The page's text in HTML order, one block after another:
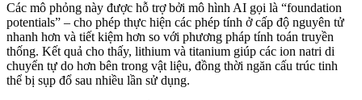
Các mô phỏng này được hỗ trợ bởi mô hình AI gọi là “foundation
potentials” – cho phép thực hiện các phép tính ở cấp độ nguyên tử
nhanh hơn và tiết kiệm hơn so với phương pháp tính toán truyền
thống. Kết quả cho thấy, lithium và titanium giúp các ion natri di
chuyển tự do hơn bên trong vật liệu, đồng thời ngăn cấu trúc tinh
thể bị sụp đổ sau nhiều lần sử dụng.